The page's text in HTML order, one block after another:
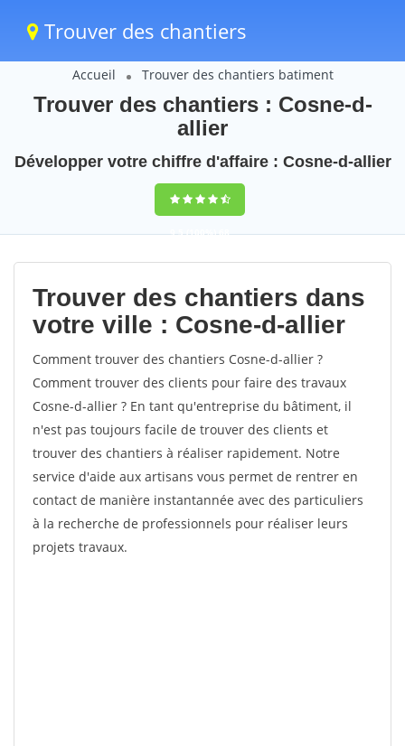
Trouver des chantiers
Accueil Trouver des chantiers batiment
Trouver des chantiers : Cosne-d-
allier
Développer votre chiffre d'affaire : Cosne-d-allier
9,5(100%)68
votes
Trouver des chantiers dans
votre ville : Cosne-d-allier
Comment trouver des chantiers Cosne-d-allier ?
Comment trouver des clients pour faire des travaux
Cosne-d-allier ? En tant qu'entreprise du bâtiment, il
n'est pas toujours facile de trouver des clients et
trouver des chantiers à réaliser rapidement. Notre
service d'aide aux artisans vous permet de rentrer en
contact de manière instantannée avec des particuliers
à la recherche de professionnels pour réaliser leurs
projets travaux.